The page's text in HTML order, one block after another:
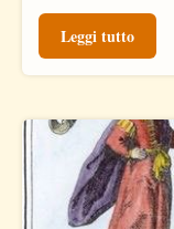
Leggi tutto